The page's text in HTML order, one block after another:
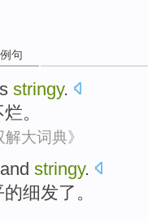
句
stringy.
。
大词典》
and stringy.
的细发了 。